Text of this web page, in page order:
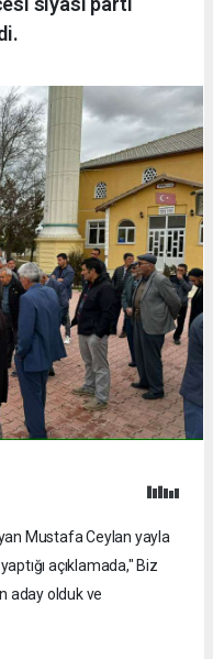
Mustafa Ceylan yayla
açıklamada," Biz
aday olduk ve